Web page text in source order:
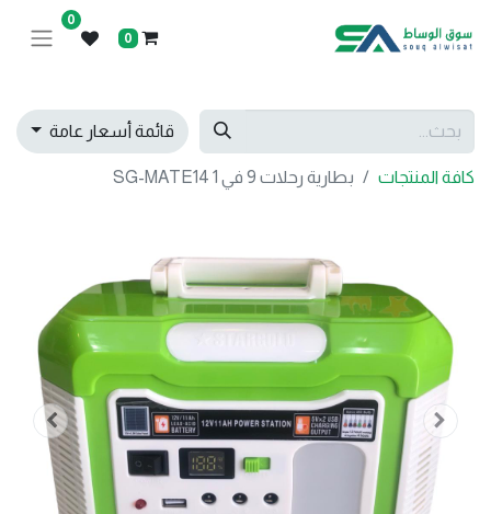
0
0
قائمة أسعار عامة
كافة المنتجات بطارية رحلات 9 في 1 SG-MATE14